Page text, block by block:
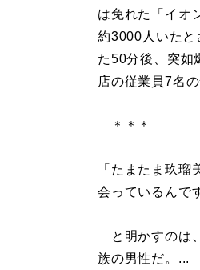
は免れた「イオ
約3000人いたと
た50分後、突如
店の従業員7名
＊＊＊
「たまたま玖
会っているんで
と明かすのは
族の男性だ。...